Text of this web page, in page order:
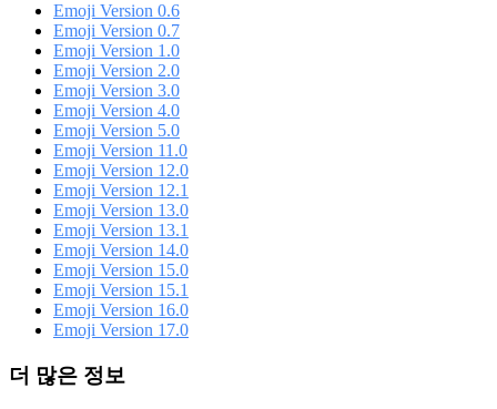
Emoji Version 0.6
Emoji Version 0.7
Emoji Version 1.0
Emoji Version 2.0
Emoji Version 3.0
Emoji Version 4.0
Emoji Version 5.0
Emoji Version 11.0
Emoji Version 12.0
Emoji Version 12.1
Emoji Version 13.0
Emoji Version 13.1
Emoji Version 14.0
Emoji Version 15.0
Emoji Version 15.1
Emoji Version 16.0
Emoji Version 17.0
더 많은 정보